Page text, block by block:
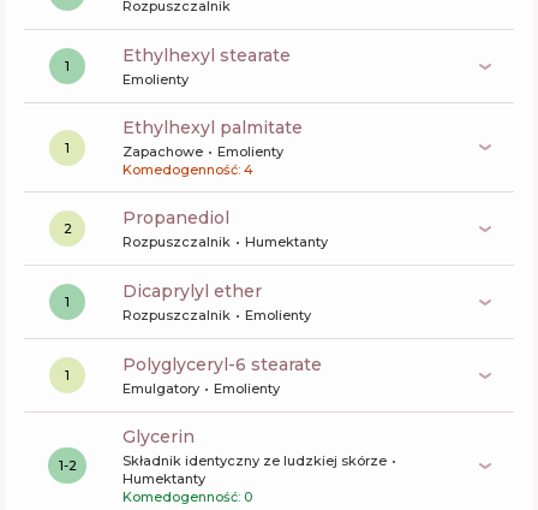
Rozpuszczalnik
1 ethylhexyl stearate
Emolienty
1
ethylhexyl palmitate
Zapachowe
Emolienty
Komedogenność: 4
2 propanediol
Rozpuszczalnik Humektanty
1 dicaprylyl ether
Rozpuszczalnik Emolienty
1 polyglyceryl-6 stearate
Emulgatory Emolienty
1-2
glycerin
Składnik identyczny ze ludzkiej skórze
Humektanty
Komedogenność: 0